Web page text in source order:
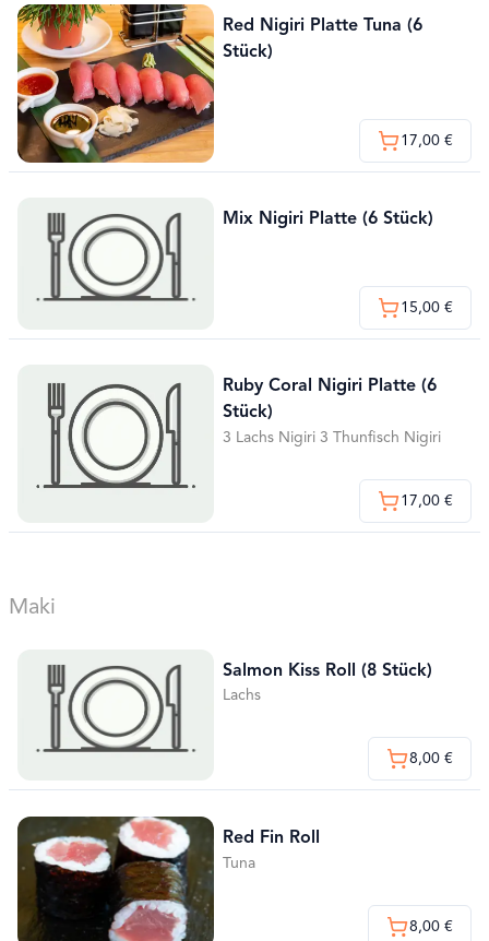
Red Nigiri Platte Tuna (6
Stück)
17,00 €
Mix Nigiri Platte (6 Stück)
15,00 €
Ruby Coral Nigiri Platte (6
Stück)
3 Lachs Nigiri 3 Thunfisch Nigiri
17,00 €
Maki
Salmon Kiss Roll (8 Stück)
Lachs
8,00 €
Red Fin Roll
Tuna
8,00 €